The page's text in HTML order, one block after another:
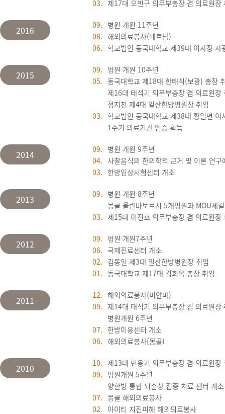
03. 제17대 오민구 의무부총장 겸 의료원장
2016 09. 병원 개원 11주년
08. 해외의료봉사(베트남)
06. 학교법인 동국대학교 제39대 이사장 자
2015 09. 병원 개원 10주년
05. 동국대학교 제18대 한태식(보광) 총장
제16대 태석기 의무부총장 겸 의료원장
정지천 제4대 일산한방병원장 취임
03. 학교법인 동국대학교 제38대 황일면 이
1주기 의료기관 인증 획득
2014 09. 병원 개원 9주년
04. 사찰음식의 한의학적 근거 및 이론 연
03. 한방임상시험센터 개소
2013 09. 병원 개원 8주년
몽골 울란바토르시 5개병원과 MOU체결
03. 제15대 이진호 의무부총장 겸 의료원장
2012 09. 병원 개원7주년
06. 국제진료센터 개소
02. 김동일 제3대 일산한방병원장 취임
01. 동국대학교 제17대 김희옥 총장 취임
2011 12. 해외의료봉사(미얀마)
09. 제14대 태석기 의무부총장 겸 의료원장
병원개원 6주년
07. 한방미용센터 개소
06. 해외의료봉사(몽골)
2010 10. 제13대 민응기 의무부총장 겸 의료원장
09. 병원개원 5주년
양한방 통합 뇌손상 집중 치료 센터 개소
07. 몽골 해외의료봉사
02. 아이티 지진피해 해외의료봉사